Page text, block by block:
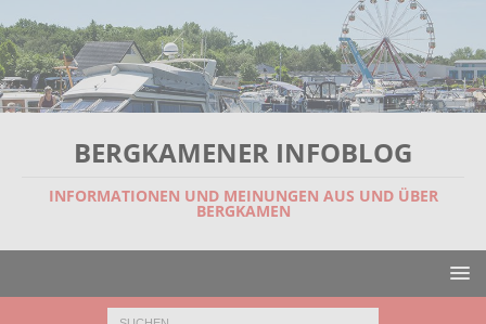
BERGKAMENER INFOBLOG
INFORMATIONEN UND MEINUNGEN AUS UND ÜBER
BERGKAMEN